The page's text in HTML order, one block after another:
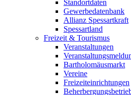
Standortdaten
Gewerbedatenbank
Allianz Spessartkraft
Spessartland
Freizeit & Tourismus
Veranstaltungen
Bartholomäusmarkt
Vereine
Freizeiteinrichtungen